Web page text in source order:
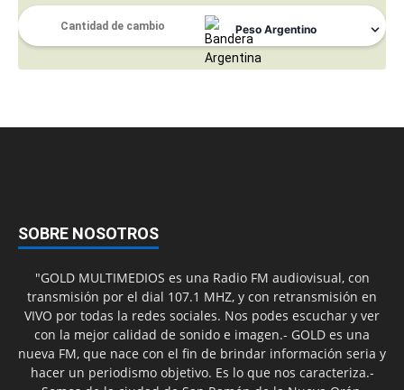
SOBRE NOSOTROS
"GOLD MULTIMEDIOS es una Radio FM audiovisual, con
transmisión por el dial 107.1 MHZ, y con retransmisión en
VIVO por todas la redes sociales. Nos podes escuchar y ver
con la mejor calidad de sonido e imagen.- GOLD es una
nueva FM, que nace con el fin de brindar información seria y
hacer un periodismo objetivo. Es lo que nos caracteriza.-